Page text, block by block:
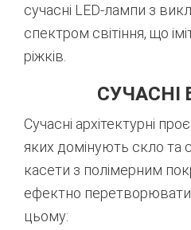
сучасні LED-лампи з
спектром світіння, що
ріжків.
СУЧАСНІ
Сучасні архітектурні
яких домінують скло та
касети з полімерним
ефектно
цьому: